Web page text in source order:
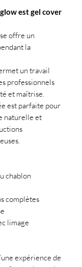
est gel cover
offre un
la
un travail
professionnels
et maîtrise.
est parfaite pour
naturelle et
chablon
complètes
limage
expérience de